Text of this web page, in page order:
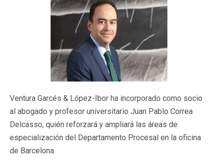
Ventura Garcés & López-Ibor ha incorporado como socio
al abogado y profesor universitario Juan Pablo Correa
Delcasso, quién reforzará y ampliará las áreas de
especialización del Departamento Procesal en la oficina
de Barcelona.